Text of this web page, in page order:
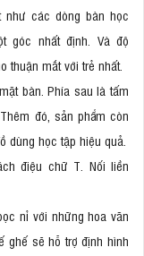
như các dòng bàn học
góc nhất định. Và độ
thuận mắt với trẻ nhất.
bàn. Phía sau là tấm
đó, sản phẩm còn
dùng học tập hiệu quả.
điệu chữ T. Nối liền
nỉ với những hoa văn
ghế sẽ hỗ trợ định hình